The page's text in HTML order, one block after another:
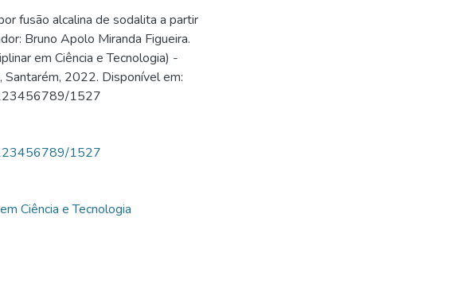
fusão alcalina de sodalita a partir
Bruno Apolo Miranda Figueira.
em Ciência e Tecnologia) -
2022. Disponível em:
1527
1527
Ciência e Tecnologia